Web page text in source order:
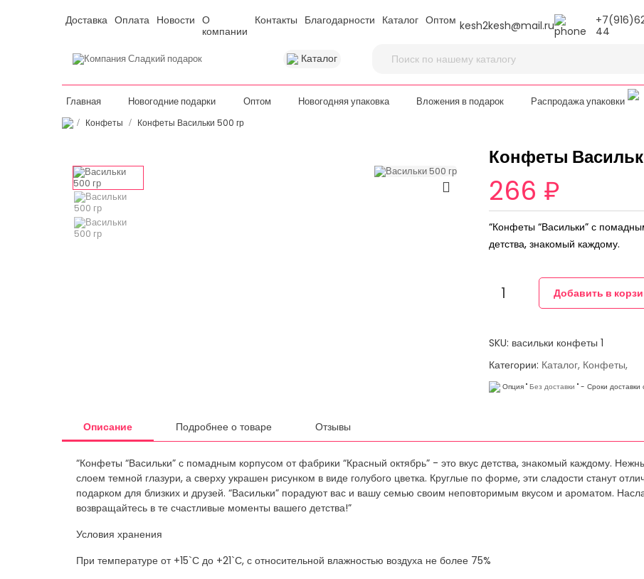
Доставка Оплата Новости О
компании
Контакты Благодарности Каталог Оптом kesh2kesh@mail.ru
44
Каталог
Главная Новогодние подарки Оптом Новогодняя упаковка Вложения в подарок Распродажа упаковки
Конфеты Конфеты Васильки 500 гр

Конфеты
266 ₽
“Конфеты “Васильки” с
детства, знакомый каждому.
Добавить в
SKU: васильки конфеты 1
Категории: Каталог, Конфеты,
Опция " Без доставки " - Сроки
Описание Подробнее о товаре Отзывы
“Конфеты “Васильки” с помадным корпусом от фабрики “Красный октябрь” - это вкус детства, знакомый каждому.
слоем темной глазури, а сверху украшен рисунком в виде голубого цветка. Круглые по форме, эти сладости станут
подарком для близких и друзей. “Васильки” порадуют вас и вашу семью своим неповторимым вкусом и ароматом.
возвращайтесь в те счастливые моменты вашего детства!”
Условия хранения
При температуре от +15`С до +21`С, с относительной влажностью воздуха не более 75%